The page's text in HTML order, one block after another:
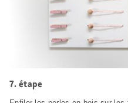
étape